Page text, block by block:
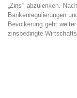
„Zins“ abzulenken.
Bankenregulierungen
Bevölkerung geht
zinsbedingte